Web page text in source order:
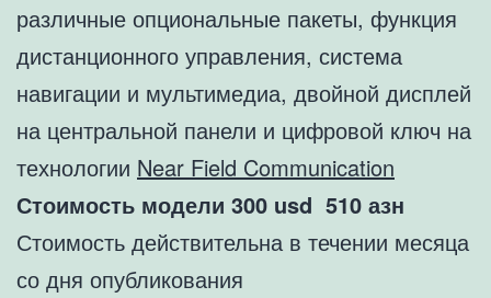
различные опциональные пакеты, функция
дистанционного управления, система
навигации и мультимедиа, двойной дисплей
на центральной панели и цифровой ключ на
технологии Near Field Communication
Стоимость модели 300 usd 510 азн
Стоимость действительна в течении месяца
со дня опубликования